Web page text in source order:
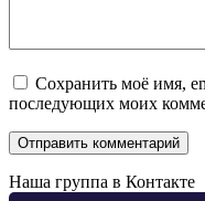
Сохранить моё имя,
последующих моих
Наша группа в Контакте